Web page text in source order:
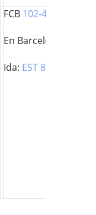
FCB 102-49
En Barcelona:
Ida: EST 80-70 FCB